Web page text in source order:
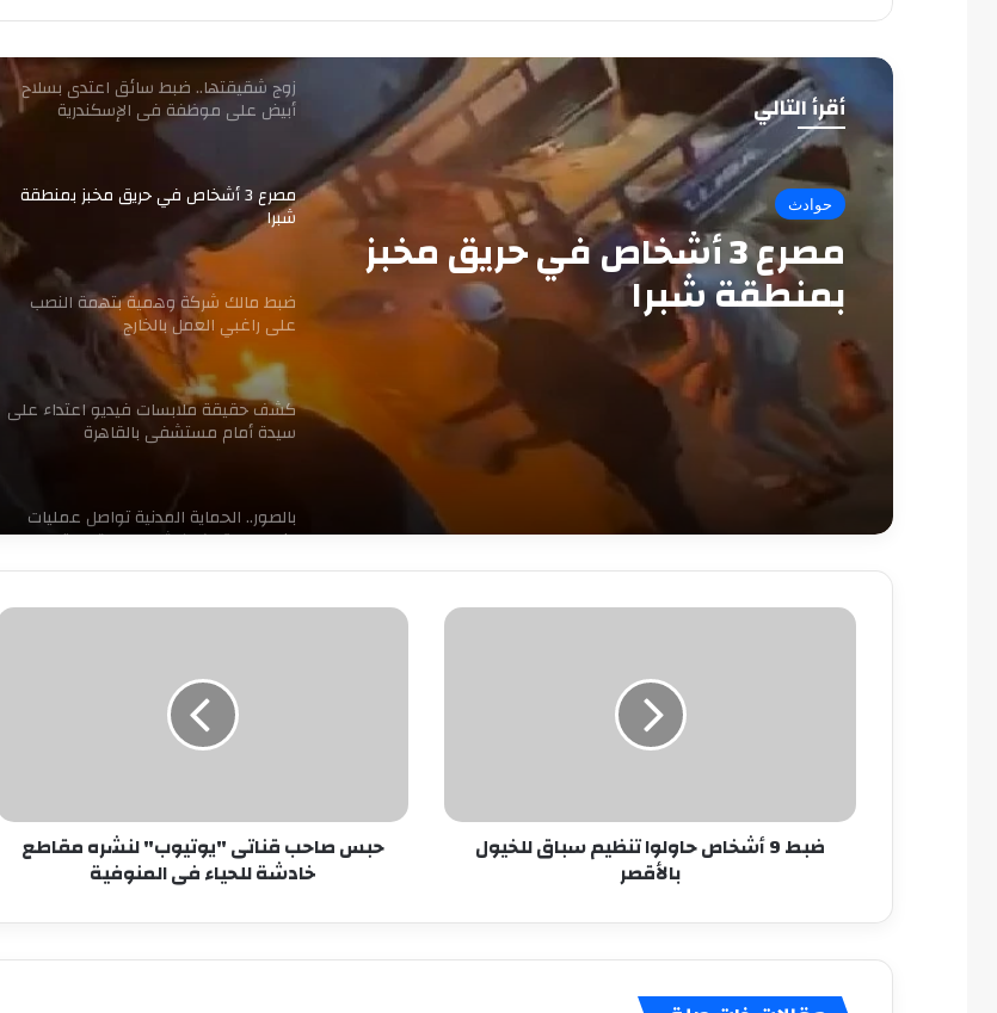
أقرأ التالي
حوادث
مصرع 3 أشخاص في حريق مخبز
بمنطقة شبرا
زوج شقيقتها.. ضبط سائق اعتدى بسلاح
أبيض على موظفة في الإسكندرية
مصرع 3 أشخاص في حريق مخبز بمنطقة
شبرا
ضبط مالك شركة وهمية بتهمة النصب
على راغبي العمل بالخارج
كشف حقيقة ملابسات فيديو اعتداء على
سيدة أمام مستشفى بالقاهرة
بالصور.. الحماية المدنية تواصل عمليات
إخماد حريق كورنيش مصر القديمة
كشف ملابسات ادعاء شخص باختطافه من
حبس لصوص الموبايلات في القاهرة
12 نوفمبر.. الحكم على مستريح الأدوات
ضبط
ضبط 9 أشخاص حاولوا تنظيم سباق للخيول
بالأقصر
حبس
فى
المنوفية
حبس صاحب قناتى "يوتيوب" لنشره مقاطع
خادشة للحياء فى المنوفية